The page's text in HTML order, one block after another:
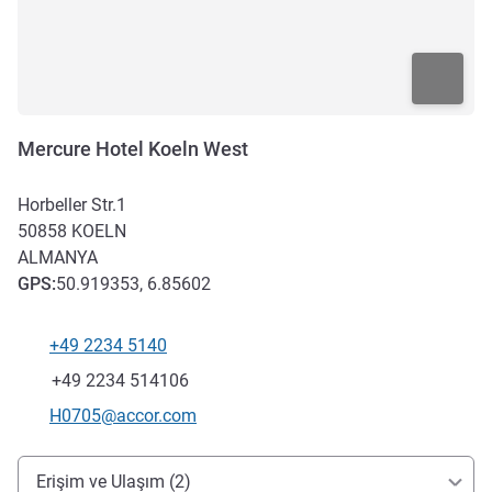
Mercure Hotel Koeln West
Horbeller Str.1
50858 KOELN
ALMANYA
GPS:50.919353, 6.85602
Telefon
+49 2234 5140
Faks
+49 2234 514106
İletişim için e-posta
H0705@accor.com
Erişim ve ulaşım
Erişim ve Ulaşım (2)